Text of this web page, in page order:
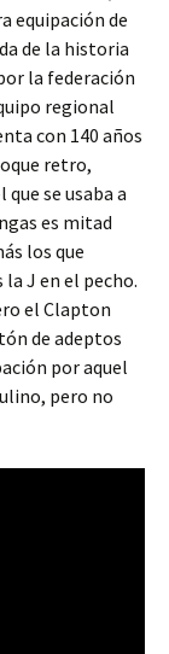
equipación de
de la historia
la federación
regional
con 140 años
retro,
se usaba a
es mitad
los que
J en el pecho.
el Clapton
de adeptos
por aquel
pero no